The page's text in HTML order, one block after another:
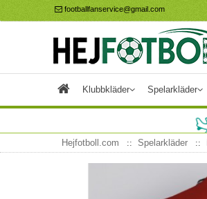
footballfanservice@gmail.com
Klubbkläder Spelarkläder
Hejfotboll.com Spelarkläder